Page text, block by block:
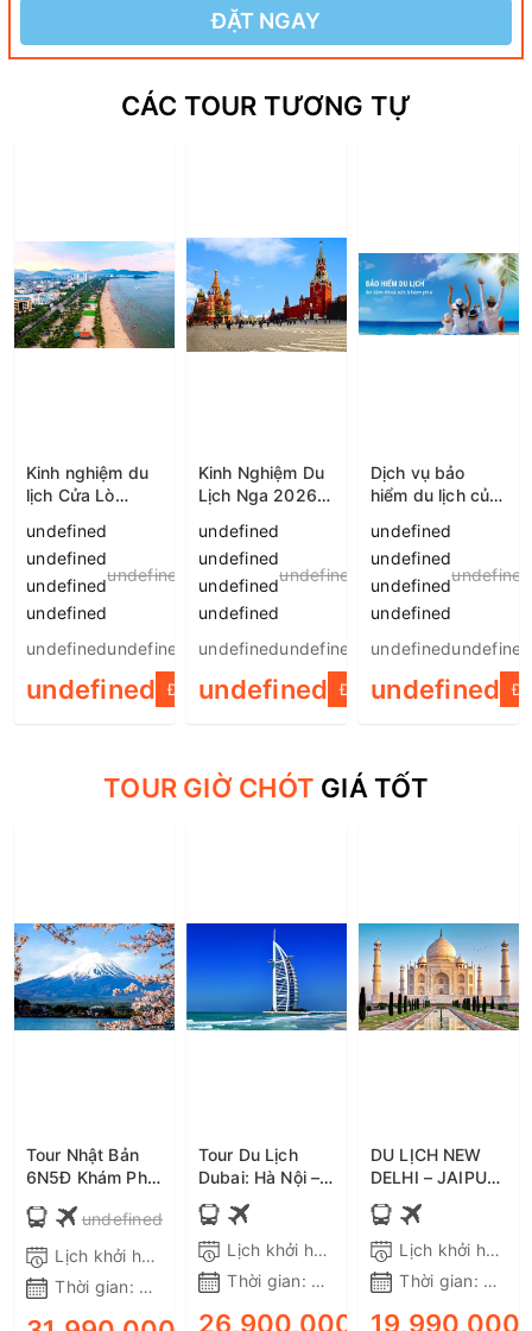
ĐẶT NGAY
CÁC TOUR TƯƠNG TỰ
Kinh nghiệm du
lịch Cửa Lò
đâu, chơi gì?
undefined
undefined
undefined
undefined
undefined
undefinedundefined
undefined ĐẶT TOUR
Kinh Nghiệm Du
Lịch Nga 2026:
Phí Từ A-Z
undefined
undefined
undefined
undefined
undefined
undefinedundefined
undefined ĐẶT TOUR
Dịch vụ bảo
hiểm du lịch của
undefined
undefined
undefined
undefined
undefined
undefinedundefined
undefined
TOUR GIỜ CHÓT GIÁ TỐT
Tour Nhật Bản
6N5Đ Khám Phá
Phú Sĩ - Tokyo,
Bay Vietnam
Airlines,
Shinkansen, ôtô,
undefined
Lịch khởi hành:
Tất cả các ngày trong tuần
Thời gian: 6 ngày 5 đêm
Tour Du Lịch
Dubai: Hà Nội –
Dubai – Sa Mạc
Safari – Abu
Dhabi 6N5Đ –
Bay EK tiết kiệm,
ưu đãi
Lịch khởi hành:
Tất cả các ngày
Thời gian: 6 ngày 5 đêm
26,900,000₫ ĐẶT TOUR
DU LỊCH NEW
DELHI – JAIPUR
– AGRA 6 NGÀY
5 ĐÊM BAY
VIETNAM
AIRLINES
Lịch khởi hành:
Thời gian: 6